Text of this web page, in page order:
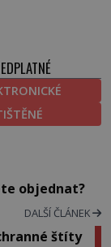
objednat?
DALŠÍ ČLÁNEK
štíty